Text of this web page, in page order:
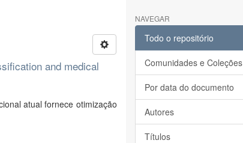
and medical
atual fornece otimização
NAVEGAR
Todo o repositório
Comunidades e Coleções
Por data do documento
Autores
Títulos